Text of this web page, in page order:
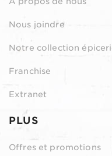
Nous joindre
Notre collection
Franchise
Extranet
PLUS
Offres et promotions